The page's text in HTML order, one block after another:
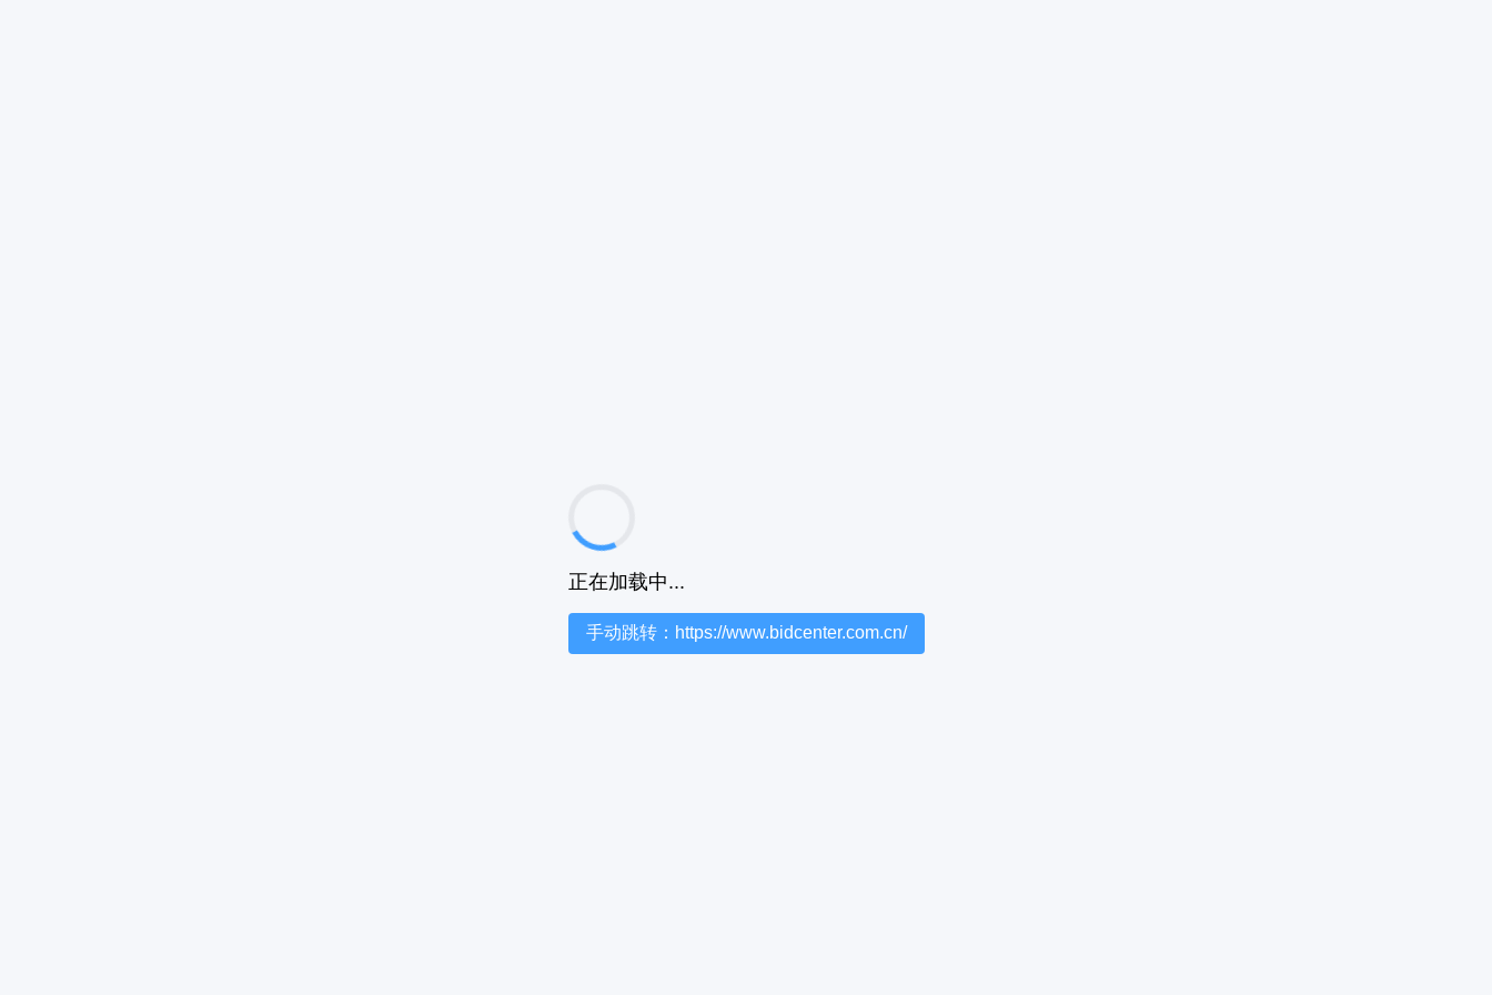
正在加载中...
手动跳转：https://www.bidcenter.com.cn/